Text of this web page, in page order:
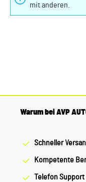
mit anderen.
Warum bei AVP
Schneller
Kompetente
Telefon Support